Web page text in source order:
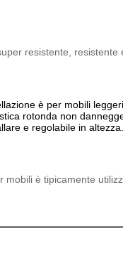
resistente,
è per mobili
rotonda non
e regolabile in altezza.
mobili è tipicamente